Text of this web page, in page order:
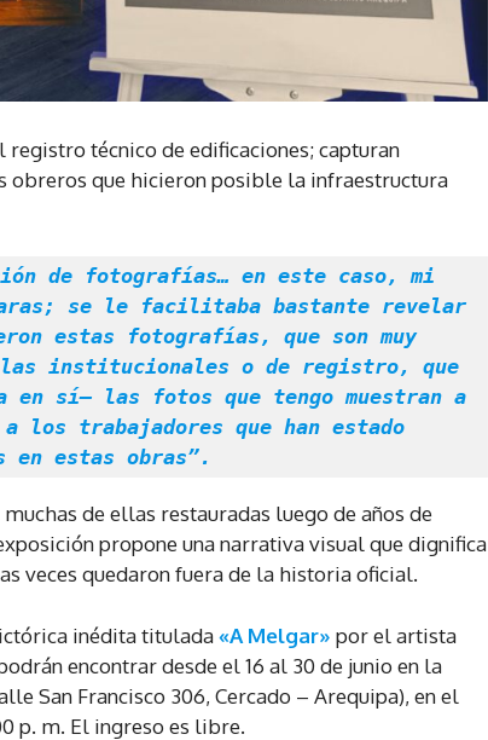
técnico de edificaciones; capturan
obreros que hicieron posible la infraestructura
se le facilitaba bastante revelar
estas fotografías, que son muy
institucionales o de registro, que
sí— las fotos que tengo muestran a
los trabajadores que han estado
en estas obras”.
de ellas restauradas luego de años de
propone una narrativa visual que dignifica
veces quedaron fuera de la historia oficial.
inédita titulada«A Melgar» por el artista
encontrar desde el 16 al 30 de junio en la
San Francisco 306, Cercado – Arequipa), en el
p. m. El ingreso es libre.